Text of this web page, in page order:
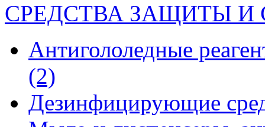
СРЕДСТВА ЗАЩИТЫ
Антигололедные
(2)
Дезинфицирующие